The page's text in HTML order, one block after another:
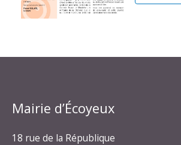
Mairie d’Écoyeux
18 rue de la République